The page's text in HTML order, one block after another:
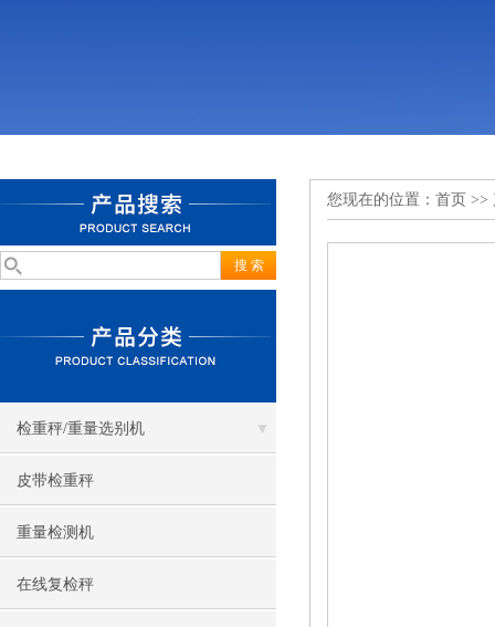
检重秤/重量选别机
皮带检重秤
重量检测机
在线复检秤
您现在的位置： 首页 >>